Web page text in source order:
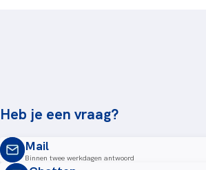
Heb je een vraag?
Mail
Binnen twee werkdagen antwoord